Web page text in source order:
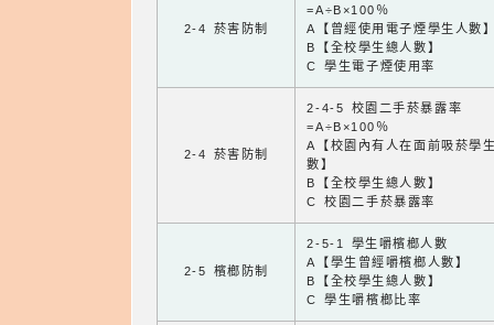
2-4 菸害防制
=A÷B×100％
A【曾經使用電子煙學生人數
B【全校學生總人數】
C 學生電子煙使用率
2-4 菸害防制
2-4-5 校園二手菸暴露率
=A÷B×100％
A【校園內有人在面前吸菸學
數】
B【全校學生總人數】
C 校園二手菸暴露率
2-5 檳榔防制
2-5-1 學生嚼檳榔人數
A【學生曾經嚼檳榔人數】
B【全校學生總人數】
C 學生嚼檳榔比率